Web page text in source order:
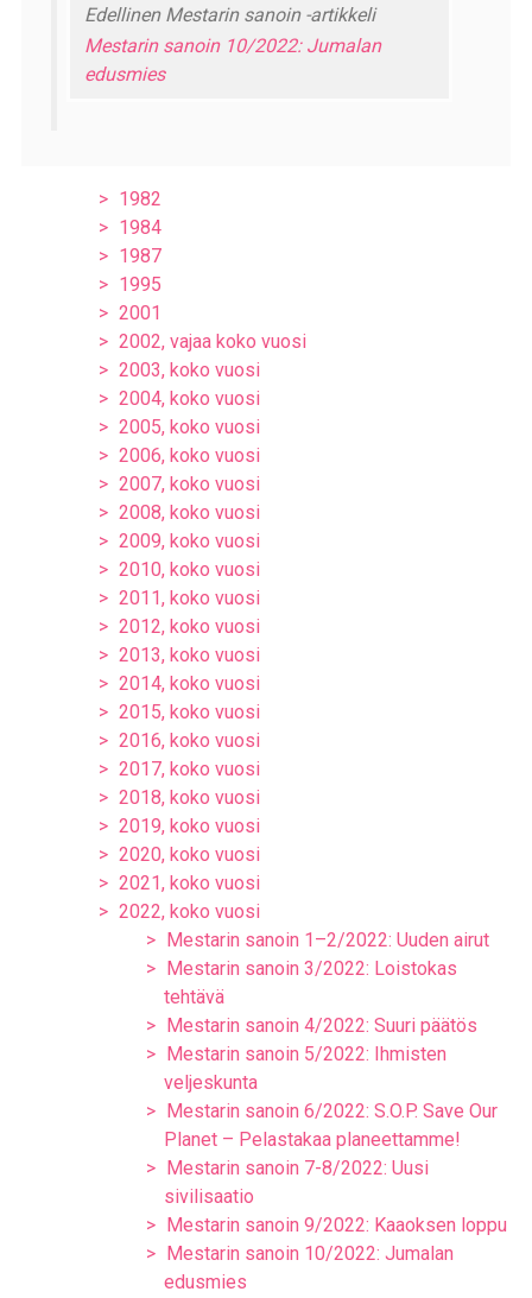
Edellinen Mestarin sanoin -artikkeli
Mestarin sanoin 10/2022: Jumalan
edusmies
1982
1984
1987
1995
2001
2002, vajaa koko vuosi
2003, koko vuosi
2004, koko vuosi
2005, koko vuosi
2006, koko vuosi
2007, koko vuosi
2008, koko vuosi
2009, koko vuosi
2010, koko vuosi
2011, koko vuosi
2012, koko vuosi
2013, koko vuosi
2014, koko vuosi
2015, koko vuosi
2016, koko vuosi
2017, koko vuosi
2018, koko vuosi
2019, koko vuosi
2020, koko vuosi
2021, koko vuosi
2022, koko vuosi
Mestarin sanoin 1–2/2022: Uuden airut
Mestarin sanoin 3/2022: Loistokas
tehtävä
Mestarin sanoin 4/2022: Suuri päätös
Mestarin sanoin 5/2022: Ihmisten
veljeskunta
Mestarin sanoin 6/2022: S.O.P. Save Our
Planet – Pelastakaa planeettamme!
Mestarin sanoin 7-8/2022: Uusi
sivilisaatio
Mestarin sanoin 9/2022: Kaaoksen loppu
Mestarin sanoin 10/2022: Jumalan
edusmies